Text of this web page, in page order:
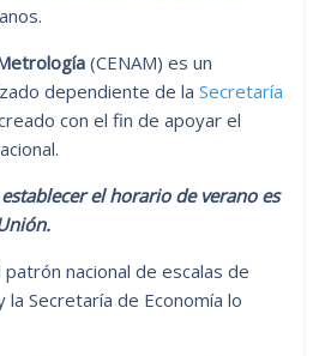
(CENAM) es un
dependiente de laSecretaría
con el fin de apoyar el
el horario de verano es
patrón nacional de escalas de
Secretaría de Economía lo